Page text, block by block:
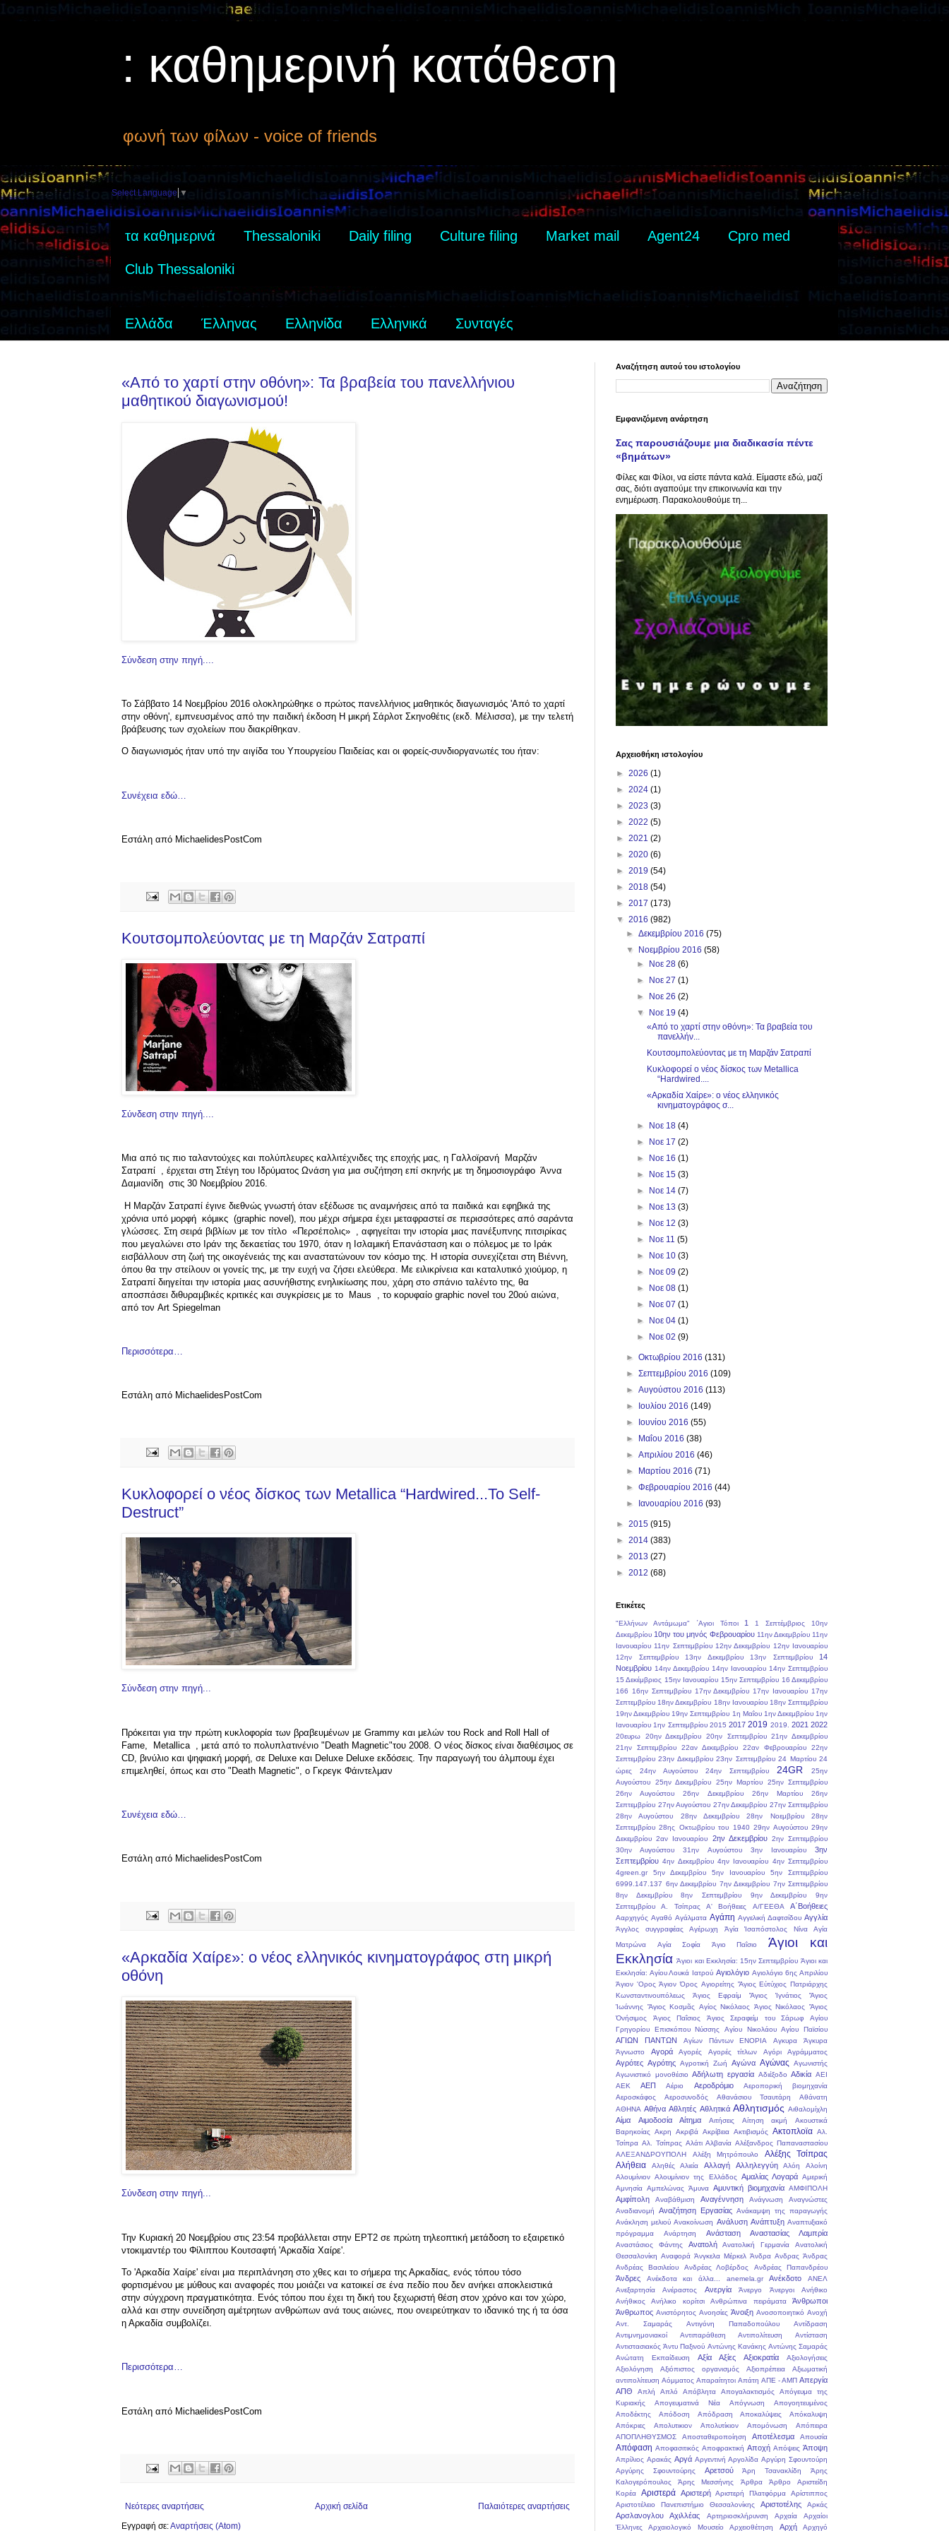
: καθημερινή κατάθεση
φωνή των φίλων - voice of friends
Select Language ▼
τα καθημερινά Thessaloniki Daily filing Culture filing Market mail Agent24 Cpro med
Club Thessaloniki
Ελλάδα Έλληνας Ελληνίδα Ελληνικά Συνταγές
«Από το χαρτί στην οθόνη»: Τα βραβεία του πανελλήνιου
μαθητικού διαγωνισμού!
Σύνδεση στην πηγή....
Το Σάββατο 14 Νοεμβρίου 2016 ολοκληρώθηκε ο πρώτος πανελλήνιος μαθητικός διαγωνισμός 'Από το χαρτί
στην οθόνη', εμπνευσμένος από την παιδική έκδοση Η μικρή Σάρλοτ Σκηνοθέτις (εκδ. Μέλισσα), με την τελετή
βράβευσης των σχολείων που διακρίθηκαν.
Ο διαγωνισμός ήταν υπό την αιγίδα του Υπουργείου Παιδείας και οι φορείς-συνδιοργανωτές του ήταν:
Συνέχεια εδώ…
Εστάλη από MichaelidesPostCom
Κουτσομπολεύοντας με τη Μαρζάν Σατραπί
Σύνδεση στην πηγή....
Μια από τις πιο ταλαντούχες και πολύπλευρες καλλιτέχνιδες της εποχής μας, η Γαλλοϊρανή Μαρζάν
Σατραπί , έρχεται στη Στέγη του Ιδρύματος Ωνάση για μια συζήτηση επί σκηνής με τη δημοσιογράφο Άννα
Δαμιανίδη στις 30 Νοεμβρίου 2016.
Η Μαρζάν Σατραπί έγινε διεθνώς γνωστή όταν εξέδωσε τις αναμνήσεις από τα παιδικά και εφηβικά της
χρόνια υπό μορφή κόμικς (graphic novel), που μέχρι σήμερα έχει μεταφραστεί σε περισσότερες από σαράντα
γλώσσες. Στη σειρά βιβλίων με τον τίτλο «​Περσέπολις»​ , αφηγείται την ιστορία μιας πανέξυπνης πιτσιρίκας
που μεγαλώνει στο Ιράν της δεκαετίας του 1970, όταν η Ισλαμική Επανάσταση και ο πόλεμος με το Ιράκ
εισβάλλουν στη ζωή της οικογένειάς της και αναστατώνουν τον κόσμο της. Η ιστορία συνεχίζεται στη Βιέννη,
όπου θα την στείλουν οι γονείς της, με την ευχή να ζήσει ελεύθερα. Με ειλικρίνεια και καταλυτικό χιούμορ, η
Σατραπί διηγείται την ιστορία μιας ασυνήθιστης ενηλικίωσης που, χάρη στο σπάνιο ταλέντο της, θα
αποσπάσει διθυραμβικές κριτικές και συγκρίσεις με το Maus , το κορυφαίο graphic novel του 20ού αιώνα,
από τον Art Spiegelman
Περισσότερα…
Εστάλη από MichaelidesPostCom
Κυκλοφορεί ο νέος δίσκος των Metallica “Hardwired...To Self-
Destruct”
Σύνδεση στην πηγή...
Πρόκειται για την πρώτη κυκλοφορία των βραβευμένων με Grammy και μελών του Rock and Roll Hall of
Fame, Metallica , μετά από το πολυπλατινένιο "Death Magnetic"του 2008. Ο νέος δίσκος είναι διαθέσιμος σε
CD, βινύλιο και ψηφιακή μορφή, σε Deluxe και Deluxe Deluxe εκδόσεις. Την παραγωγή του άλμπουμ έχει
επιμεληθεί, όπως και στο "Death Magnetic", ο Γκρεγκ Φάιντελμαν
Συνέχεια εδώ…
Εστάλη από MichaelidesPostCom
«Αρκαδία Χαίρε»: ο νέος ελληνικός κινηματογράφος στη μικρή
οθόνη
Σύνδεση στην πηγή...
Την Κυριακή 20 Νοεμβρίου στις 23:54 προβάλλεται στην ΕΡΤ2 σε πρώτη τηλεοπτική μετάδοση το εξαιρετικό
ντοκιμαντέρ του Φίλιππου Κουτσαφτή 'Αρκαδία Χαίρε'.
Το 'Αρκαδία Χαίρε' είναι μια περιπλάνηση στο χθες και το σήμερα της Αρκαδίας, ενός τόπου τόσο
φορτισμένου με μύθους και αναφορές που μοιάζει να κατοικεί σε ένα πεδίο που δεν ανήκει αποκλειστικά
στην σύγχρονη πραγματικότητα. Ενός τόπου που έχει τη δική του ξεχωριστή θέση στον χρόνο και τον χώρο,
αλλά και στην συνείδηση αμέτρητων ανθρώπων ανά τους αιώνες, που ονειρεύτηκαν το ιδανικό της ή τα όσα
η Αρκαδία συμβολίζει.
Περισσότερα…
Εστάλη από MichaelidesPostCom
Νεότερες αναρτήσεις Παλαιότερες αναρτήσεις
Αρχική σελίδα
Εγγραφή σε:Αναρτήσεις (Atom)
Αναζήτηση αυτού του ιστολογίου
Εμφανιζόμενη ανάρτηση
Σας παρουσιάζουμε μια διαδικασία πέντε
«βημάτων»
Φίλες και Φίλοι, να είστε πάντα καλά. Είμαστε εδώ, μαζί
σας, διότι αγαπούμε την επικοινωνία και την
ενημέρωση. Παρακολουθούμε τη...
Αρχειοθήκη ιστολογίου
► 2026 (1)
► 2024 (1)
► 2023 (3)
► 2022 (5)
► 2021 (2)
► 2020 (6)
► 2019 (54)
► 2018 (54)
► 2017 (173)
▼ 2016 (982)
►Δεκεμβρίου 2016(75)
▼ Νοεμβρίου 2016(58)
► Νοε 28 (6)
► Νοε 27 (1)
► Νοε 26 (2)
▼ Νοε 19 (4)
«Από το χαρτί στην οθόνη»: Τα βραβεία του
πανελλήν...
Κουτσομπολεύοντας με τη Μαρζάν Σατραπί
Κυκλοφορεί ο νέος δίσκος των Metallica
“Hardwired....
«Αρκαδία Χαίρε»: ο νέος ελληνικός
κινηματογράφος σ...
► Νοε 18 (4)
► Νοε 17 (2)
► Νοε 16 (1)
► Νοε 15 (3)
► Νοε 14 (7)
► Νοε 13 (3)
► Νοε 12 (3)
► Νοε 11 (5)
► Νοε 10 (3)
► Νοε 09 (2)
► Νοε 08 (1)
► Νοε 07 (1)
► Νοε 04 (1)
► Νοε 02 (9)
►Οκτωβρίου 2016(131)
►Σεπτεμβρίου 2016(109)
►Αυγούστου 2016(113)
► Ιουλίου 2016(149)
► Ιουνίου 2016(55)
► Μαΐου 2016(38)
►Απριλίου 2016(46)
► Μαρτίου 2016(71)
►Φεβρουαρίου 2016(44)
► Ιανουαρίου 2016(93)
► 2015 (915)
► 2014 (383)
► 2013 (27)
► 2012 (68)
Ετικέτες
"Ελλήνων Αντάμωμα" ΄Αγιοι Τόποι 1 1 Σεπτέμβριος
10ην
Δεκεμβρίου 10ην του μηνός Φεβρουαρίου 11ην Δεκεμβρίου 11ην
Ιανουαρίου 11ην Σεπτεμβρίου 12ην Δεκεμβρίου 12ην Ιανουαρίου
12ην Σεπτεμβρίου
13ην Δεκεμβρίου 13ην Σεπτεμβρίου
14
Νοεμβρίου 14ην Δεκεμβρίου 14ην Ιανουαρίου 14ην Σεπτεμβρίου
15 Δεκέμβριος 15ην Ιανουαρίου 15ην Σεπτεμβρίου 16 Δεκεμβρίου
166
16ην Σεπτεμβρίου 17ην Δεκεμβρίου 17ην Ιανουαρίου 17ην
Σεπτεμβρίου 18ην Δεκεμβρίου 18ην Ιανουαρίου 18ην Σεπτεμβρίου
19ην Δεκεμβρίου 19ην Σεπτεμβρίου 1η Μαΐου 1ην Δεκεμβρίου 1ην
Ιανουαρίου 1ην Σεπτεμβρίου 2015 2017 2019 2019. 2021 2022
20ευρω 20ην Δεκεμβρίου 20ην Σεπτεμβρίου
21ην Δεκεμβρίου
21ην Σεπτεμβρίου
22αν Δεκεμβρίου 22αν Φεβρουαρίου
22ην
Σεπτεμβρίου 23ην Δεκεμβρίου 23ην Σεπτεμβρίου 24 Μαρτίου 24
ώρες
24ην Αυγούστου 24ην Σεπτεμβρίου 24GR
25ην
Αυγούστου
25ην Δεκεμβρίου 25ην Μαρτίου
25ην Σεπτεμβρίου
26ην Αυγούστου
26ην Δεκεμβρίου 26ην Μαρτίου
26ην
Σεπτεμβρίου 27ην Αυγούστου 27ην Δεκεμβρίου 27ην Σεπτεμβρίου
28ην Αυγούστου
28ην Δεκεμβρίου 28ην Νοεμβρίου
28ην
Σεπτεμβρίου 28ης Οκτωβρίου του 1940 29ην Αυγούστου 29ην
Δεκεμβρίου 2αν Ιανουαρίου 2ην Δεκεμβρίου 2ην Σεπτεμβρίου
30ην Αυγούστου
31ην Αυγούστου 3ην Ιανουαρίου
3ην
Σεπτεμβρίου 4ην Δεκεμβρίου 4ην Ιανουαρίου 4ην Σεπτεμβρίου
4green.gr
5ην Δεκεμβρίου 5ην Ιανουαρίου
5ην Σεπτεμβρίου
6999.147.137 6ην Δεκεμβρίου 7ην Δεκεμβρίου 7ην Σεπτεμβρίου
8ην Δεκεμβρίου
8ην Σεπτεμβρίου 9ην Δεκεμβρίου
9ην
Σεπτεμβρίου
Α. Τσίπρας Α' Βοήθειες Α/ΓΕΕΘΑ Α΄Βοήθειες
Ααρχηγός Αγαθό Αγάλματα Αγάπη Αγγελική Δαφτσίδου Αγγλία
Άγγλος συγγραφέας Αγέρωχη Ἁγία Ἰσαπόστολος Νίνα
Αγία
Ματρώνα
Αγία Σοφία Άγιο Παΐσιο
Άγιοι και
Εκκλησία Άγιοι και Εκκλησία: 15ην Σεπτεμβρίου Άγιοι και
Εκκλησία: Αγίου Λουκά Ιατρού Αγιολόγιο Αγιολόγιο 6ης Απριλίου
Άγιον 'Ορος Άγιον Όρος Αγιορείτης Ἅγιος Εὐτύχιος Πατριάρχης
Κωνσταντινουπόλεως
Άγιος Εφραίμ Ἅγιος Ἰγνάτιος
Ἅγιος
Ἰωάννης
Ἅγιος Κοσμᾶς Αγίος Νικόλαος Άγιος Νικόλαος
Ἅγιος
Ὀνήσιμος
Άγιος Παΐσιος Άγιος Σεραφείμ του Σάρωφ
Αγίου
Γρηγορίου Επισκόπου Νύσσης
Αγίου Νικολάου Αγίου Παϊσίου
ΑΓΙΩΝ ΠΑΝΤΩΝ Αγίων Πάντων ΕΝΟΡΙΑ Αγκυρα
Άγκυρα
Άγνωστο
Αγορά Αγορές Αγορές τίτλων Αγόρι Αγράμματος
Αγρότες Αγρότης Αγροτική Ζωή Αγώνα Αγώνας
Αγωνιστής
Αγωνιστικό μονοθέσιο Αδήλωτη εργασία Αδιέξοδο Αδικία ΑΕΙ
ΑΕΚ
ΑΕΠ Αέριο Αεροδρόμιο
Αεροπορική βιομηχανία
Αεροσκάφος
Αεροσυνοδός Αθανάσιου Τσαυτάρη
Αθάνατη
ΑΘΗΝΑ Αθήνα Αθλητές Αθλητικά Αθλητισμός Αιθαλομίχλη
Αίμα Αιμοδοσία Αίτημα Αιτήσεις Αίτηση ακμή
Ακουστικά
Βαρηκοίας
Ακρη Ακριβά Ακρίβεια Ακτιβισμός Ακτοπλοϊα Αλ.
Τσίπρα Αλ. Τσίπρας Αλάτι Αλβανία Αλέξανδρος Παπαναστασίου
ΑΛΕΞΑΝΔΡΟΥΠΟΛΗ
Αλέξη Μητρόπουλο
Αλέξης Τσίπρας
Αλήθεια
Αληθές Αλιεία Αλλαγή Αλληλεγγύη Αλόη
Αλοίνη
Αλουμίνιον Αλουμίνιον της Ελλάδος Αμαλίας Λογαρά Αμερική
Αμνησία Αμπελώνας Άμυνα Αμυντική βιομηχανία ΑΜΦΙΠΟΛΗ
Αμφίπολη Αναβάθμιση Αναγέννηση Ανάγνωση
Αναγνώστες
Αναδιανομή
Αναζήτηση Εργασίας Ανάκαμψη της παραγωγής
Ανάκληση μελιού Ανακοίνωση Ανάλυση Ανάπτυξη Αναπτυξιακό
πρόγραμμα
Ανάρτηση Ανάσταση Αναστασίας Λαμπρία
Αναστάσιος Φάντης Ανατολή Ανατολική Γερμανία
Ανατολική
Θεσσαλονίκη Αναφορά Άνγκελα Μέρκελ Άνδρα Ανδρας Άνδρας
Ανδρέας Βασιλείου
Ανδρέας Λοβέρδος Ανδρέας Παπανδρέου
Άνδρες Ανέκδοτα και άλλα... anemela.gr Ανέκδοτο
ΑΝΕΛ
Ανεξαρτησία
Ανέραστος Ανεργία Άνεργο Άνεργοι
Ανήθικο
Ανήθικος
Ανήλικο κορίτσι Ανθρώπινα πειράματα
Άνθρωποι
Άνθρωπος Ανιστόρητος Ανοησίες Άνοιξη Ανοσοποιητικό Ανοχή
Αντ. Σαμαράς
Αντιγόνη Παπαδοπούλου
Αντίδραση
Αντιμνημονιακοί
Αντιπαράθεση Αντιπολίτευση
Αντίσταση
Αντιστασιακός Άντυ Παξινού Αντώνης Κανάκης Αντώνης Σαμαράς
Ανώτατη Εκπαίδευση
Αξία Αξίες Αξιοκρατία
Αξιολογήσεις
Αξιολόγηση
Αξιόπιστος οργανισμός Αξιοπρέπεια
Αξιωματική
αντιπολίτευση Αόμματος Απαραίτητοι Απάτη ΑΠΕ - ΑΜΠ Απεργία
ΑΠΘ
Απλή Απλό Απόβλητα Απογαλακτισμός
Απόγευμα της
Κυριακής
Απογευματινά Νέα Απόγνωση
Απογοητευμένος
Αποδέκτης
Απόδοση Απόδραση Αποκαλύψεις
Απόκαλυψη
Απόκριες
Απολυτικιον Απολυτίκιον Απομόνωση
Απόπειρα
ΑΠΟΠΛΗΘΥΣΜΟΣ
Αποσταθεροποίηση Αποτέλεσμα Απουσία
Απόφαση Αποφασιτικός Αποφρακτική Αποχή Απόψεις Άποψη
Απρίλιος Αρακάς Αργά Αργεντινή Αργολίδα Αργύρη Σφουντούρη
Αργύρης Σφουντούρης
Αρετσού Άρη Τσανακλίδη
Άρης
Καλογερόπουλος
Άρης Μεσσήνης Άρθρα Άρθρο
Αριστείδη
Κορέα
Αριστερά Αριστερή Αριστερή Πλατφόρμα
Αρίστιππος
Αριστοτέλειο Πανεπιστήμιο Θεσσαλονίκης
Αριστοτέλης Αρκάς
Αρσλανογλου Αχιλλέας Αρτηριοσκλήρυνση Αρχαία
Αρχαίοι
Έλληνες
Αρχαιολογικό Μουσείο Αρχειοθέτηση Αρχή Αρχηγό